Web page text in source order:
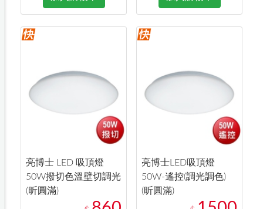
亮博士 LED 吸頂燈
50W撥切色溫壁切調光
(昕圓滿)
亮博士LED吸頂燈
50W-遙控(調光調色)
(昕圓滿)